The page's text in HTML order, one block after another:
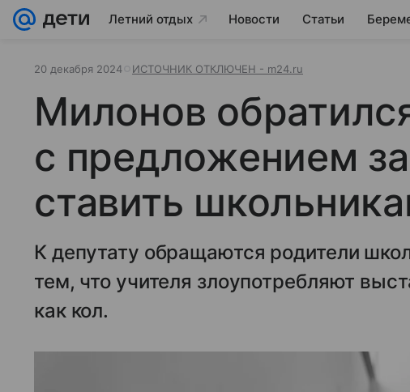
Летний отдых Новости Статьи
20 декабря 2024 ИСТОЧНИК ОТКЛЮЧЕН - m24.ru
Милонов
с предложением
ставить
К депутату обращаются родители
тем, что учителя злоупотребляют
как кол.